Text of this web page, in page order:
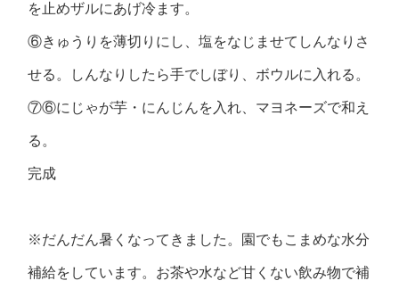
を止めザルにあげ冷ます。
⑥きゅうりを薄切りにし、塩をなじませてしんなりさ
せる。しんなりしたら手でしぼり、ボウルに入れる。
⑦⑥にじゃが芋・にんじんを入れ、マヨネーズで和え
る。
完成
※だんだん暑くなってきました。園でもこまめな水分
補給をしています。お茶や水など甘くない飲み物で補